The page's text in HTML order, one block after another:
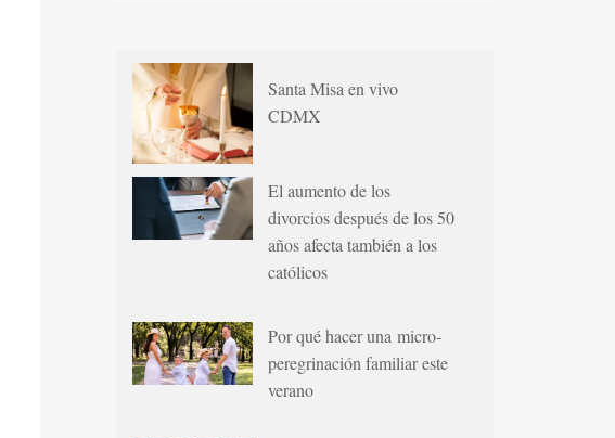
Santa Misa en vivo
CDMX
El aumento de los
divorcios después de los 50
años afecta también a los
católicos
Por qué hacer una micro-
peregrinación familiar este
verano